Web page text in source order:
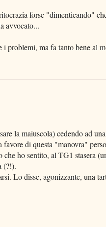
forse "dimenticando"
avvocato...
i problemi, ma fa tanto bene al
la maiuscola) cedendo ad
di questa "manovra"
ho sentito, al TG1 stasera
(?!).
Lo disse, agonizzante, una